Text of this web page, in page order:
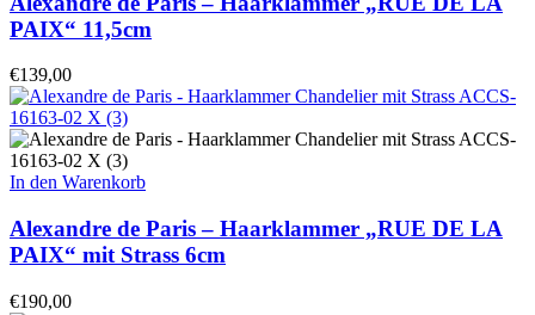
PAIX“ 11,5cm
€139,00
In den Warenkorb
Alexandre de Paris – Haarklammer „RUE DE LA
PAIX“ mit Strass 6cm
€190,00